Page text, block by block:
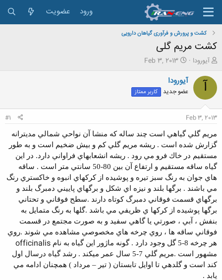
ورود عضویت
کشت و پرورش و فرآوری گیاهان دارویی
کشت مریم گلی
ش
و
ع
ک
ه
م
و
ض
و
ع
آیورودا
ت
ر
ی
خ
ع
Feb 3, 2013
آ آیورودا
عضو جدید کاربر ممتاز
Feb 3, 2013
#1
مريم گلي گياهي است چند ساله كه منشا آن نواحي شمالي مديترانه
گزارش شده است . ريشه مريم گلي كم و بيش ضخيم است و به طور
مستقيم در خاك فرو مي رود . ريشه انشعابهاي فراواني دارد. در اين
گياه ساقه مستقيم و ارتفاع آن بين 80-50 سانتي متر است . ساقه
هاي جوان به رنگ سبز تيره و پوشيده از كركهاي انبوه و خاكستري رنگ
مي باشند . برگها بلند و نيزه اي شكل و برگهاي پاييني دمبرگ بلند و
برگهاي قسمت فوقاني دمبرگ كوتاه دارند .سطح فوقاني و تحتاني
برگها پوشيده از كركها ي ظريفي مي باشد .گلها به رنگ متمايل به
بنفش ، آبي ، صورتي يا گاهي سفيد و به صورت مجتمع در قسمت
فوقاني ساقه ها ، روي چرخه هاي مخصوصي مشاهده مي شوند .روي
هر چرخه 8-5 گل وجود دارد . گونه ماژور اين گياه به نام
officinalis
مشهور است .
مريم گلي 7-5 سال عمر ميكند . رشد گياه درسال اول
كند است و گلدهي تا اوايل تابستان ( تير – مرداد ) همچنان ادامه مي
يابد .